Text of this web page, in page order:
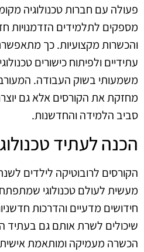
פעולה עם חברות טכנולוגיה
מספקים לתלמידים הזדמנויות
והכשרות מקצועיות. כך
עתידיים ולפיתוח כישורים
משמעותי בשוק העבודה.
מחזקת את הקורסים אלא גם
סביב הלמידה והחדשנות.
הכנה לעתיד
מעשית לעולם טכנולוגי
חידושים מדעיים והדרכות
שיכולים לשרת אותם גם בעתיד
הכשרה מעמיקה ומותאמת